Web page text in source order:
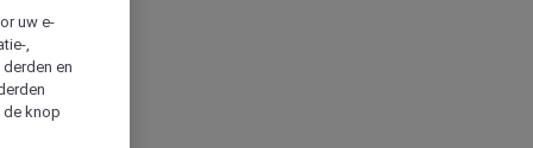
uw e-
,
en
de knop